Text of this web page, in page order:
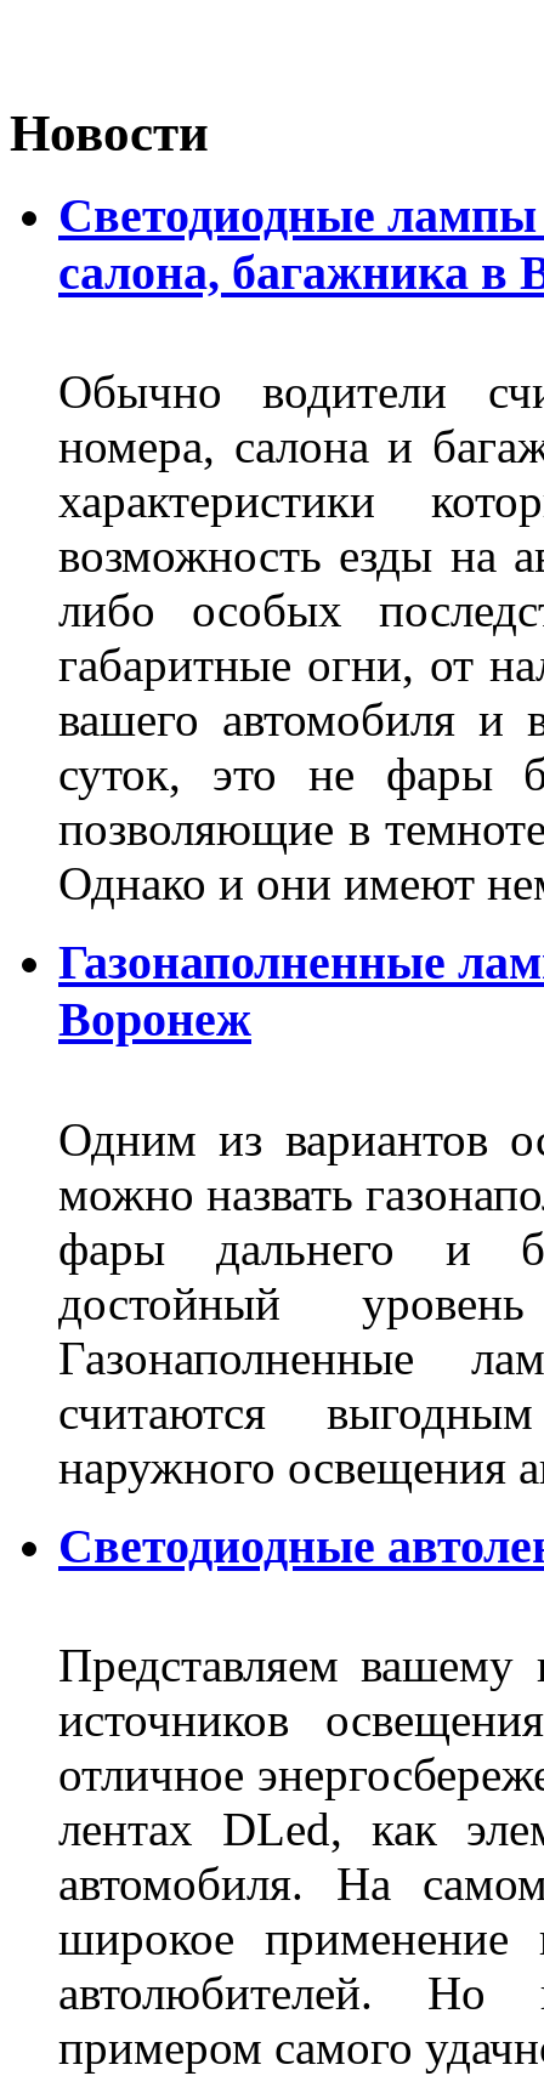
Новости
Светодиодные лампы
салона, багажника в
Обычно водители
номера, салона и
характеристики
возможность езды на
либо особых
габаритные огни, от
вашего автомобиля и
суток, это не фары
позволяющие в
Однако и они имеют
Газонаполненные
Воронеж
Одним из вариантов
можно назвать
фары дальнего и
достойный
Газонаполненные
считаются
наружного освещения
Светодиодные
Представляем
источников
отличное
лентах DLed, как
автомобиля. На
широкое
автолюбителей. Но
примером самого